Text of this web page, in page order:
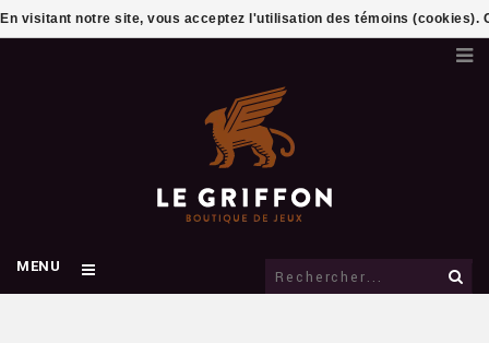
MENU
En visitant notre site, vous acceptez l'utilisation des témoins